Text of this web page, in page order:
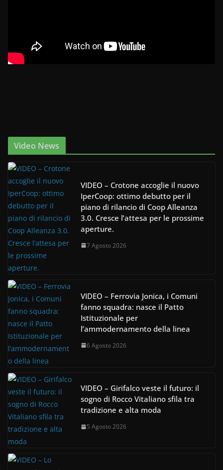
Video News
VIDEO – Crotone accoglie il nuovo
IperCoop: ottimo debutto per il
piano di rilancio di Coop Alleanza
3.0. Cresce l’attesa per le prossime
aperture.
7 Agosto 2026
VIDEO – Ferrovia Jonica, i Comuni
fanno squadra: nasce il Patto
Istituzionale per
l’ammodernamento della linea
6 Agosto 2026
VIDEO – Girifalco veste il futuro: il
sogno di Rocco Vitaliano sfila tra
tradizione e alta moda
5 Agosto 2026